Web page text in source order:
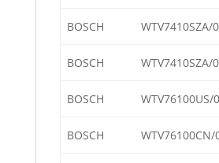
BOSCH WTV7410SZA/
BOSCH WTV7410SZA/
BOSCH WTV76100US/
BOSCH WTV76100CN/